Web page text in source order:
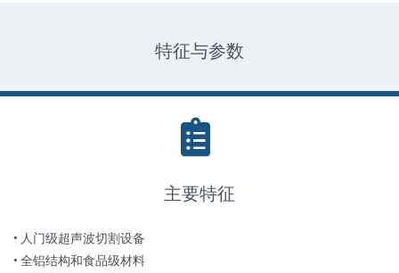
特征与参数
主要特征
• 人门级超声波切割设备
• 全铝结构和食品级材料